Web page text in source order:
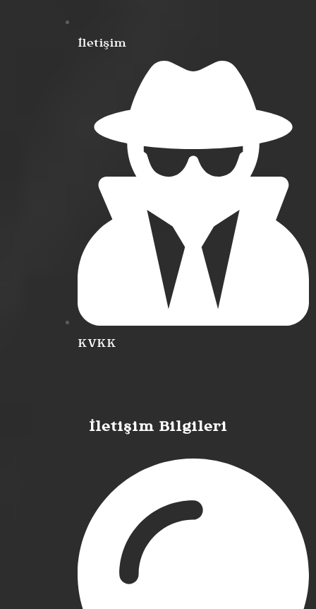
İletişim
KVKK
İletişim Bilgileri